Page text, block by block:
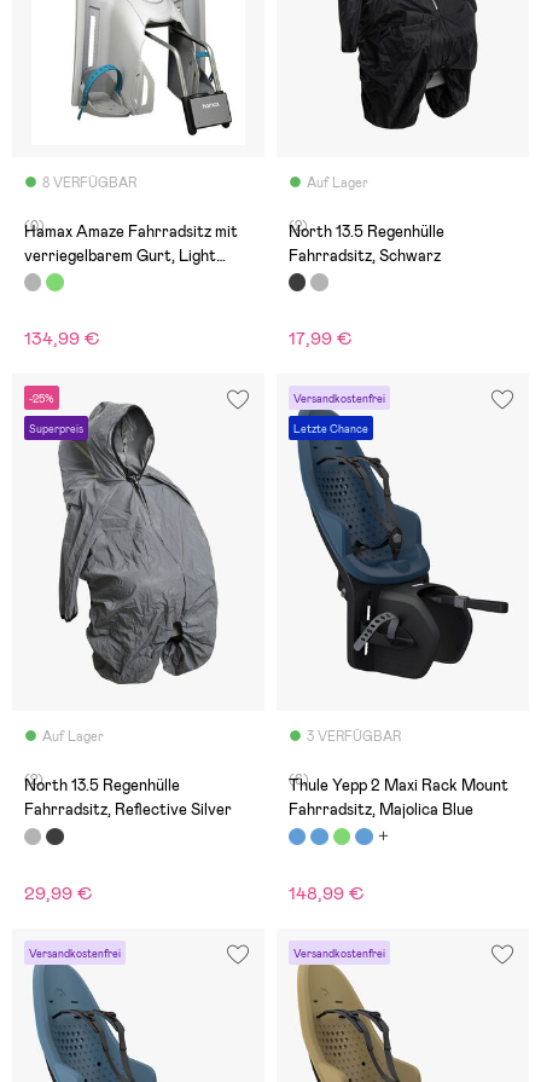
8 VERFÜGBAR
(0)
Hamax Amaze Fahrradsitz mit
verriegelbarem Gurt, Light
Grey/Petrol Blue
134,99 €
Auf Lager
(2)
North 13.5 Regenhülle
Fahrradsitz, Schwarz
17,99 €
-25%
Superpreis
Auf Lager
(2)
North 13.5 Regenhülle
Fahrradsitz, Reflective Silver
29,99 €
Versandkostenfrei
Letzte Chance
3 VERFÜGBAR
(6)
Thule Yepp 2 Maxi Rack Mount
Fahrradsitz, Majolica Blue
148,99 €
Versandkostenfrei Versandkostenfrei